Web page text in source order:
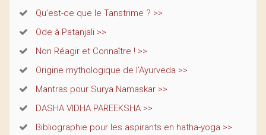
Qu’est-ce que le Tanstrime ? >>
Ode à Patanjali >>
Non Réagir et Connaître ! >>
Origine mythologique de l’Ayurveda >>
Mantras pour Surya Namaskar >>
DASHA VIDHA PAREEKSHA >>
Bibliographie pour les aspirants en hatha-yoga >>